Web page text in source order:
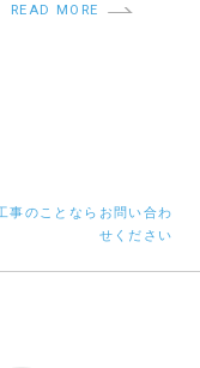
READ MORE
事のことならお問い合わ
せください